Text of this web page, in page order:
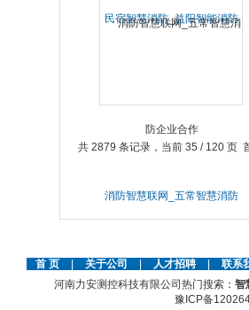
民宿智慧消防_益阳智能消防
消防智慧联网_五常智慧消防
共 2879 条记录，当前 35 / 120 页
首 页 关于公司 人才招聘
联系
河南力安测控科技有限公司热门搜索： 智
豫ICP备